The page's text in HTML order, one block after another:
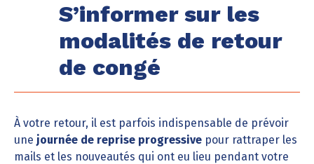
S’informer sur les
modalités de retour
de congé
À votre retour, il est parfois indispensable de prévoir
une journée de reprise progressive pour rattraper les
mails et les nouveautés qui ont eu lieu pendant votre